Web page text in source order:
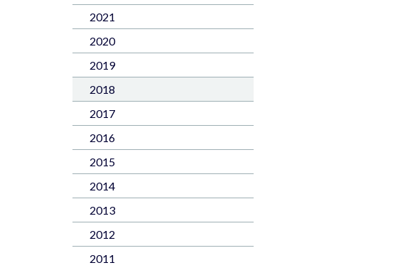
2021
2020
2019
2018
2017
2016
2015
2014
2013
2012
2011